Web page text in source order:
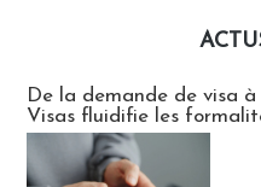
De la demande de visa
Visas fluidifie les